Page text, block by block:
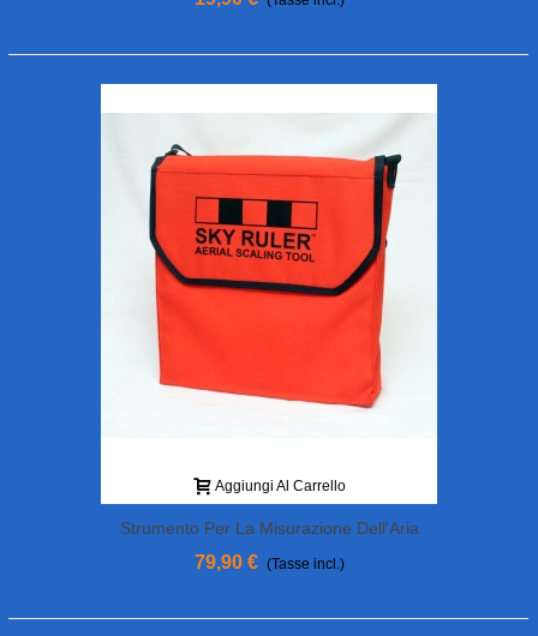
Aggiungi Al Carrello
Strumento Per La Misurazione Dell'Aria
HOODMAN "SkyRuler"
79,90 € (Tasse incl.)